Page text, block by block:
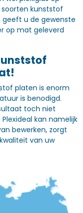
soorten kunststof
geeft u de gewenste
op mat geleverd
platen is enorm
is benodigd.
toch niet
kan namelijk
bewerken, zorgt
van uw